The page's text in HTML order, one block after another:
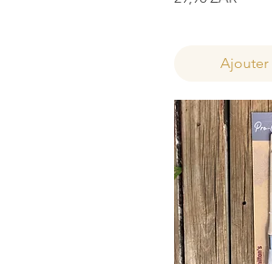
Ajouter